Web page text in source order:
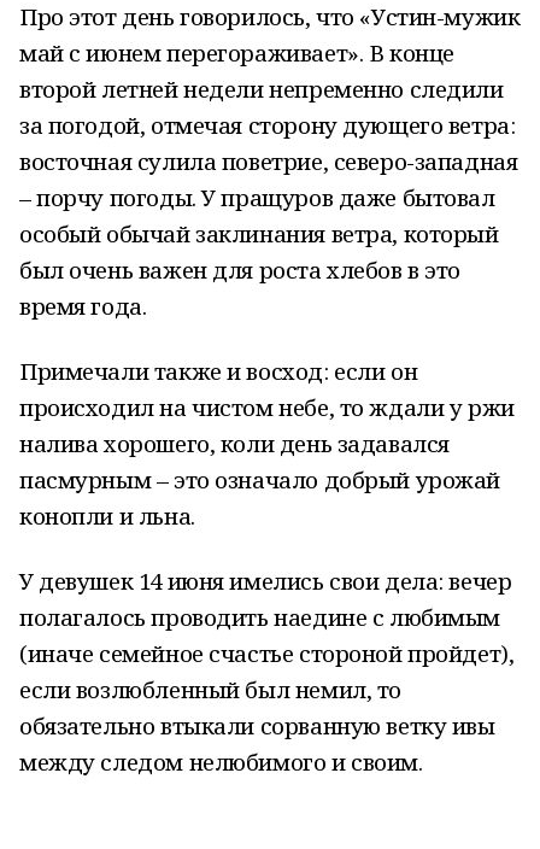
Про этот день говорилось, что «Устин-мужик
май с июнем перегораживает». В конце
второй летней недели непременно следили
за погодой, отмечая сторону дующего ветра:
восточная сулила поветрие, северо-западная
– порчу погоды. У пращуров даже бытовал
особый обычай заклинания ветра, который
был очень важен для роста хлебов в это
время года.
Примечали также и восход: если он
происходил на чистом небе, то ждали у ржи
налива хорошего, коли день задавался
пасмурным – это означало добрый урожай
конопли и льна.
У девушек 14 июня имелись свои дела: вечер
полагалось проводить наедине с любимым
(иначе семейное счастье стороной пройдет),
если возлюбленный был немил, то
обязательно втыкали сорванную ветку ивы
между следом нелюбимого и своим.